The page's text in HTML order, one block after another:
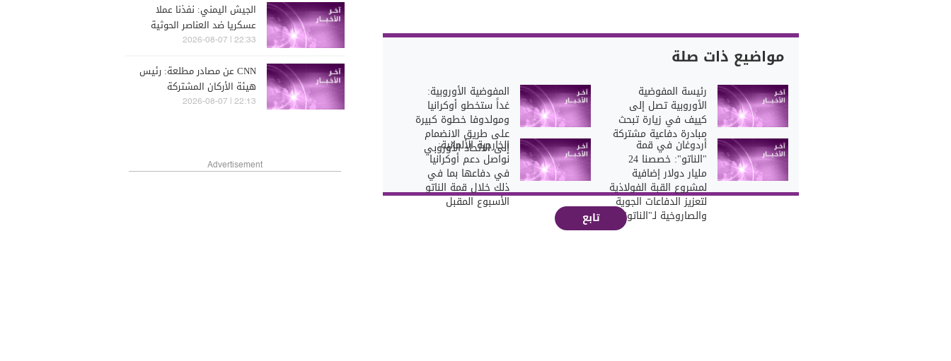
مواضيع ذات صلة
رئيسة المفوضية
الأوروبية تصل إلى
كييف في زيارة تبحث
مبادرة دفاعية مشتركة
‏المفوضية الأوروبية:
غداً ستخطو أوكرانيا
ومولدوفا خطوة كبيرة
على طريق الانضمام
إلى الاتحاد الأوروبي أردوغان في قمة
"الناتو": خصصنا 24
مليار دولار إضافية
لمشروع القبة الفولاذية
لتعزيز الدفاعات الجوية
والصاروخية لـ"الناتو"
الخارجية الألمانية:
نواصل دعم أوكرانيا
في دفاعها بما في
ذلك خلال قمة الناتو
الأسبوع المقبل
تابع
الجيش اليمني: نفذنا عملا
عسكريا ضد العناصر الحوثية
الإرهابية وعتادها
22:33 | 2026-08-07
CNN عن مصادر مطلعة: رئيس
هيئة الأركان المشتركة
الأميركية يبحث عن مخرج من
22:13 | 2026-08-07
Advertisement